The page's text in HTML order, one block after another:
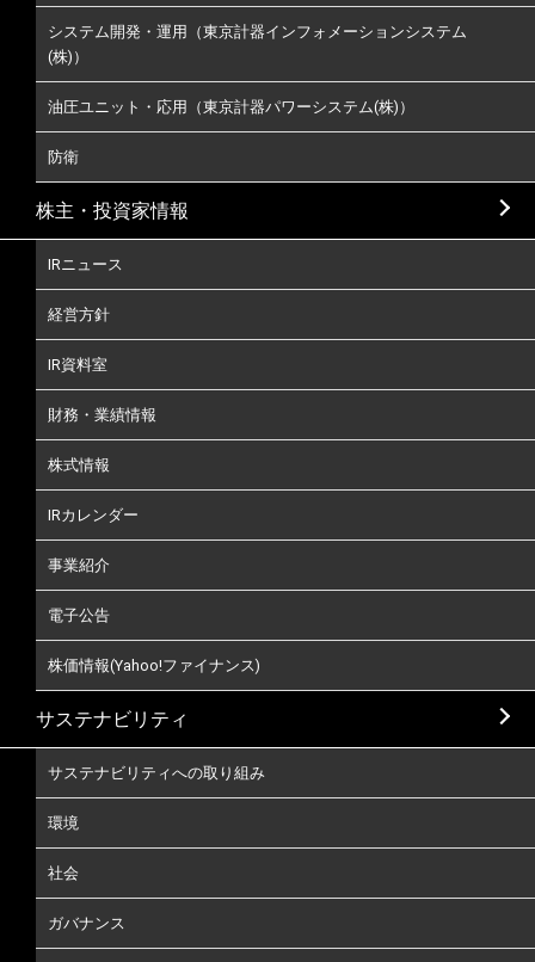
システム開発・運用（東京計器インフォメーションシステム
(株)）
油圧ユニット・応用（東京計器パワーシステム(株)）
防衛
株主・投資家情報
IRニュース
経営方針
IR資料室
財務・業績情報
株式情報
IRカレンダー
事業紹介
電子公告
株価情報(Yahoo!ファイナンス)
サステナビリティ
サステナビリティへの取り組み
環境
社会
ガバナンス